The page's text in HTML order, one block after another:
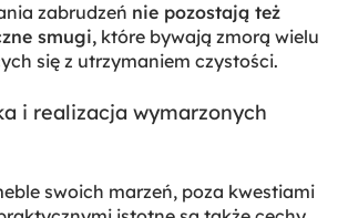
zabrudzeń nie pozostają też
smugi, które bywają zmorą wielu
się z utrzymaniem czystości.
i realizacja wymarzonych
swoich marzeń, poza kwestiami